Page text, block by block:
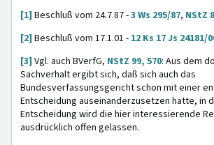
[1] Beschluß vom 24.7.87 -3 Ws 295/87, NStZ
[2] Beschluß vom 17.1.01 - 12 Ks 17 Js 24181/
[3] Vgl. auch BVerfG, NStZ 99, 570: Aus dem
Sachverhalt ergibt sich, daß sich auch das
Bundesverfassungsgericht schon mit einer
Entscheidung auseinanderzusetzen hatte, in
Entscheidung wird die hier interessierende
ausdrücklich offen gelassen.